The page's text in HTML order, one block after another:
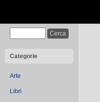
Categorie
Arte
Libri